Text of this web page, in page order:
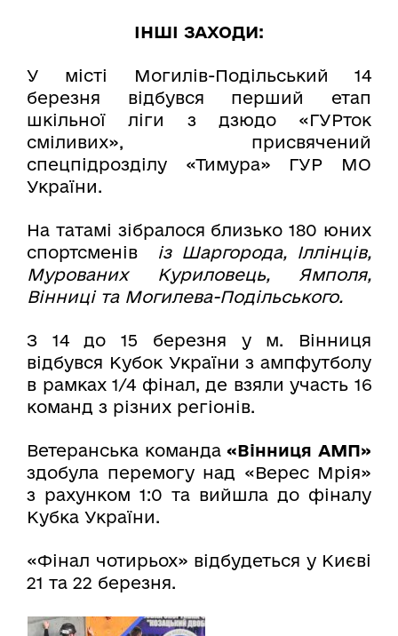
ІНШІ ЗАХОДИ:
У місті Могилів-Подільський 14
березня відбувся перший етап
шкільної ліги з дзюдо «ГУРток
сміливих», присвячений
спецпідрозділу «Тимура» ГУР МО
України.
На татамі зібралося близько 180 юних
спортсменів
із Шаргорода, Іллінців,
Мурованих Куриловець, Ямполя,
Вінниці та Могилева-Подільського.
З 14 до 15 березня у м. Вінниця
відбувся Кубок України з ампфутболу
в рамках 1/4 фінал, де взяли участь 16
команд з різних регіонів.
Ветеранська команда«Вінниця АМП»
здобула перемогу над «Верес Мрія»
з рахунком 1:0 та вийшла до фіналу
Кубка України.
«Фінал чотирьох» відбудеться у Києві
21 та 22 березня.